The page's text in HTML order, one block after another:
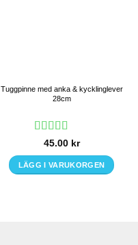
Tuggpinne med anka & kycklinglever
28cm
Betygsatt
4.75av 5
45.00 kr
LÄGG I VARUKORGEN